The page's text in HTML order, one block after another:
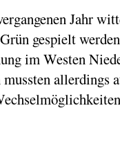
Jahr
gespielt
im Westen
allerdings